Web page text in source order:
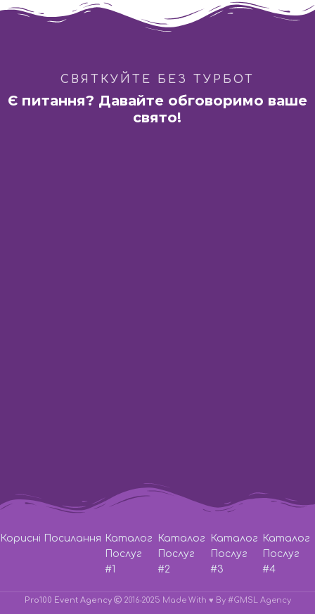
СВЯТКУЙТЕ БЕЗ ТУРБОТ
Є питання? Давайте обговоримо ваше
свято!
Корисні Посилання Каталог
Послуг
#1
Каталог
Послуг
#2
Каталог
Послуг
#3
Каталог
Послуг
#4
Pro100 Event Agency 2016-2025 Made With ♥ By #GMSL Agency